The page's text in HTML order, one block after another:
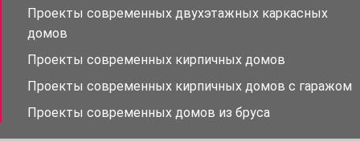
Проекты современных двухэтажных каркасных
домов
Проекты современных кирпичных домов
Проекты современных кирпичных домов с гаражом
Проекты современных домов из бруса